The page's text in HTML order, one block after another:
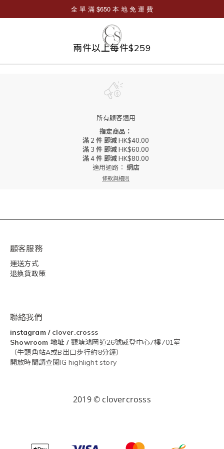
兩件以上每件$259
所有顧客適用
指定商品：
滿 2 件 即減 HK$40.00
滿 3 件 即減 HK$60.00
滿 4 件 即減 HK$80.00
適用通路： 網店
條款與細則
顧客服務
運送方式
退換貨政策
聯絡我們
instagram/ clover.crosss
Showroom 地址 / 觀塘鴻圖道26號威登中心7樓701室
（牛頭角站A或B出口步行約8分鐘）
開放時間請查閱IG highlight story
2019 © clovercrosss